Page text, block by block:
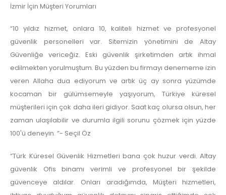
İzmir İçin Müşteri Yorumları
“10 yıldız hizmet, onlara 10, kaliteli hizmet ve profesyonel
güvenlik personelleri var. Sitemizin yönetimini de Altay
Güvenliğe vericeğiz. Eski güvenlik şirketimden artık ihmal
edilmekten yorulmuştum. Bu yüzden bu firmayı denememe izin
veren Allaha dua ediyorum ve artık üç ay sonra yüzümde
kocaman bir gülümsemeyle yaşıyorum, Türkiye küresel
müşterileri için çok daha ileri gidiyor. Saat kaç olursa olsun, her
zaman ulaşılabilir ve durumla ilgili sorunu çözmek için yüzde
100'ü deneyin. ”- Seçil Öz
“Türk Küresel Güvenlik Hizmetleri bana çok huzur verdi. Altay
güvenlik Ofis binamı verimli ve profesyonel bir şekilde
güvenceye aldılar. Onları aradığımda, Müşteri hizmetleri,